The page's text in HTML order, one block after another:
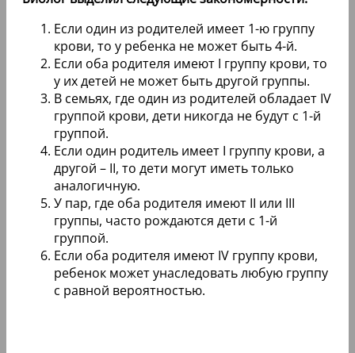
Если один из родителей имеет 1-ю группу
крови, то у ребенка не может быть 4-й.
Если оба родителя имеют I группу крови, то
у их детей не может быть другой группы.
В семьях, где один из родителей обладает IV
группой крови, дети никогда не будут с 1-й
группой.
Если один родитель имеет I группу крови, а
другой – II, то дети могут иметь только
аналогичную.
У пар, где оба родителя имеют II или III
группы, часто рождаются дети с 1-й
группой.
Если оба родителя имеют IV группу крови,
ребенок может унаследовать любую группу
с равной вероятностью.